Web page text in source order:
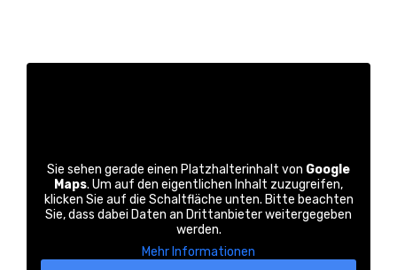
Sie sehen gerade einen Platzhalterinhalt von Google
Maps. Um auf den eigentlichen Inhalt zuzugreifen,
klicken Sie auf die Schaltfläche unten. Bitte beachten
Sie, dass dabei Daten an Drittanbieter weitergegeben
werden.
Mehr Informationen